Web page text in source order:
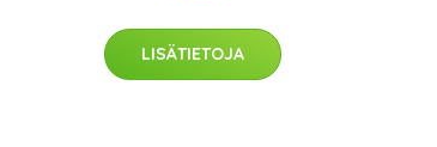
LISÄTIETOJA